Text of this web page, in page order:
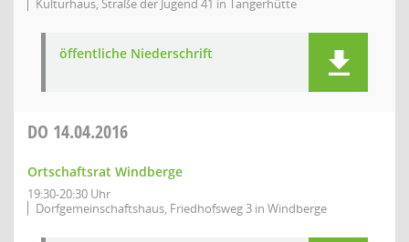
Kulturhaus, Straße der Jugend 41 in Tangerhütte
öffentliche Niederschrift
DO 14.04.2016
Ortschaftsrat Windberge
19:30-20:30 Uhr
Dorfgemeinschaftshaus, Friedhofsweg 3 in Windberge